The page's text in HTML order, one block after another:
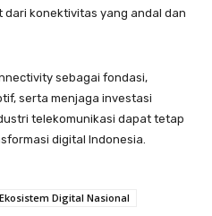
konektivitas yang andal dan
sebagai fondasi,
serta menjaga investasi
telekomunikasi dapat tetap
digital Indonesia.
Ekosistem Digital Nasional